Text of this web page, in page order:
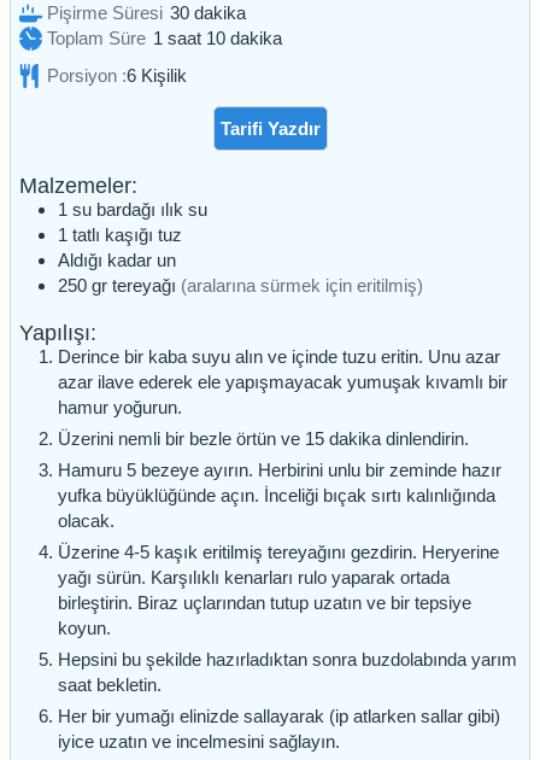
Pişirme Süresi 30dakika
dakika
Toplam Süre 1 saat
saat 10dakika
dakika
Porsiyon :6 Kişilik
Tarifi Yazdır
Malzemeler:
1 su bardağı ılık su
1 tatlı kaşığı tuz
Aldığı kadar un
250 gr tereyağı (aralarına sürmek için eritilmiş)
Yapılışı:
Derince bir kaba suyu alın ve içinde tuzu eritin. Unu azar
azar ilave ederek ele yapışmayacak yumuşak kıvamlı bir
hamur yoğurun.
Üzerini nemli bir bezle örtün ve 15 dakika dinlendirin.
Hamuru 5 bezeye ayırın. Herbirini unlu bir zeminde hazır
yufka büyüklüğünde açın. İnceliği bıçak sırtı kalınlığında
olacak.
Üzerine 4-5 kaşık eritilmiş tereyağını gezdirin. Heryerine
yağı sürün. Karşılıklı kenarları rulo yaparak ortada
birleştirin. Biraz uçlarından tutup uzatın ve bir tepsiye
koyun.
Hepsini bu şekilde hazırladıktan sonra buzdolabında yarım
saat bekletin.
Her bir yumağı elinizde sallayarak (ip atlarken sallar gibi)
iyice uzatın ve incelmesini sağlayın.